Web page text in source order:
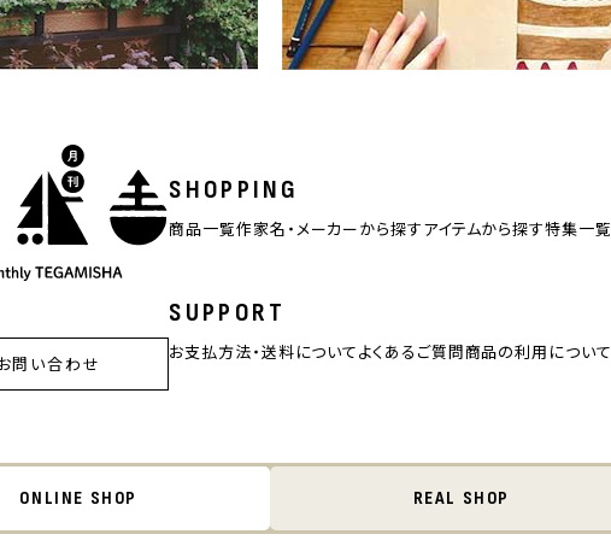
SHOPPING
商品一覧作家名・メーカーから探すアイテムから探す特集一覧
SUPPORT
お支払方法・送料についてよくあるご質問商品の利用について
問い合わせ
ONLINE SHOP REAL SHOP